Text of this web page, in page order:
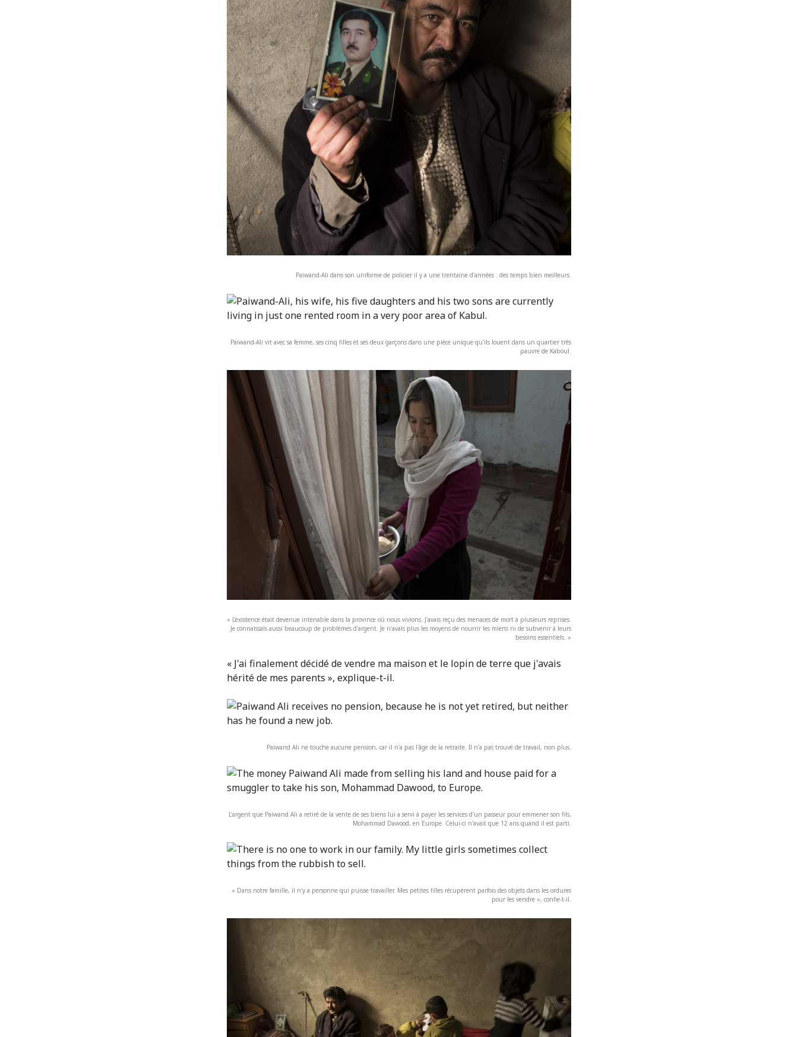
Paiwand-Ali dans son uniforme de policier il y a une trentaine d'années : des temps bien meilleurs.
Paiwand-Ali vit avec sa femme, ses cinq filles et ses deux garçons dans une pièce unique qu'ils louent dans un quartier très
pauvre de Kaboul.
« L'existence était devenue intenable dans la province où nous vivions. J'avais reçu des menaces de mort à plusieurs reprises.
Je connaissais aussi beaucoup de problèmes d'argent. Je n'avais plus les moyens de nourrir les miens ni de subvenir à leurs
besoins essentiels. »
« J'ai finalement décidé de vendre ma maison et le lopin de terre que j'avais
hérité de mes parents », explique-t-il.
Paiwand Ali ne touche aucune pension, car il n'a pas l'âge de la retraite. Il n'a pas trouvé de travail, non plus.
L'argent que Paiwand Ali a retiré de la vente de ses biens lui a servi à payer les services d'un passeur pour emmener son fils,
Mohammad Dawood, en Europe. Celui-ci n'avait que 12 ans quand il est parti.
« Dans notre famille, il n'y a personne qui puisse travailler. Mes petites filles récupèrent parfois des objets dans les ordures
pour les vendre », confie-t-il.